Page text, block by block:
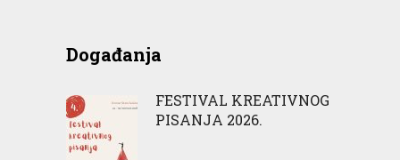
Događanja
FESTIVAL KREATIVNOG
PISANJA 2026.